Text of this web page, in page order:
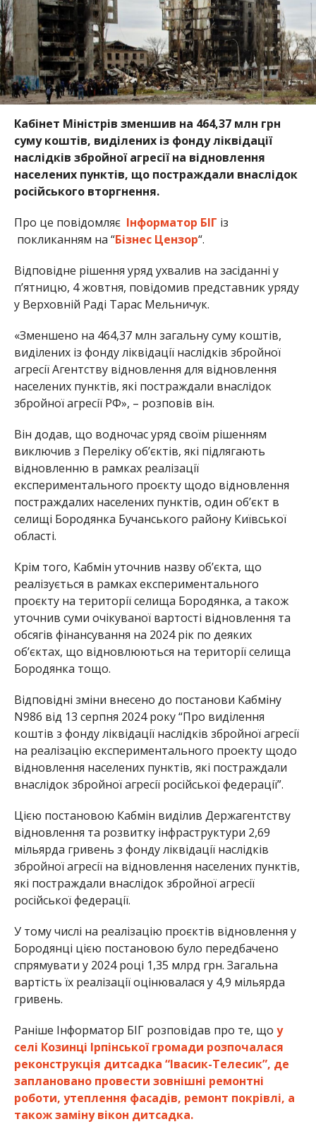
Кабінет Міністрів зменшив на 464,37 млн грн
суму коштів, виділених із фонду ліквідації
наслідків збройної агресії на відновлення
населених пунктів, що постраждали внаслідок
російського вторгнення.
Про це повідомляє Інформатор БІГ із
покликанням на “Бізнес Цензор“.
Відповідне рішення уряд ухвалив на засіданні у
п’ятницю, 4 жовтня, повідомив представник уряду
у Верховній Раді Тарас Мельничук.
«Зменшено на 464,37 млн загальну суму коштів,
виділених із фонду ліквідації наслідків збройної
агресії Агентству відновлення для відновлення
населених пунктів, які постраждали внаслідок
збройної агресії РФ», – розповів він.
Він додав, що водночас уряд своїм рішенням
виключив з Переліку обʼєктів, які підлягають
відновленню в рамках реалізації
експериментального проєкту щодо відновлення
постраждалих населених пунктів, один обʼєкт в
селищі Бородянка Бучанського району Київської
області.
Крім того, Кабмін уточнив назву обʼєкта, що
реалізується в рамках експериментального
проєкту на території селища Бородянка, а також
уточнив суми очікуваної вартості відновлення та
обсягів фінансування на 2024 рік по деяких
обʼєктах, що відновлюються на території селища
Бородянка тощо.
Відповідні зміни внесено до постанови Кабміну
N986 від 13 серпня 2024 року “Про виділення
коштів з фонду ліквідації наслідків збройної агресії
на реалізацію експериментального проекту щодо
відновлення населених пунктів, які постраждали
внаслідок збройної агресії російської федерації”.
Цією постановою Кабмін виділив Держагентству
відновлення та розвитку інфраструктури 2,69
мільярда гривень з фонду ліквідації наслідків
збройної агресії на відновлення населених пунктів,
які постраждали внаслідок збройної агресії
російської федерації.
У тому числі на реалізацію проєктів відновлення у
Бородянці цією постановою було передбачено
спрямувати у 2024 році 1,35 млрд грн. Загальна
вартість їх реалізації оцінювалася у 4,9 мільярда
гривень.
Раніше Інформатор БІГ розповідав про те, що у
селі Козинці Ірпінської громади розпочалася
реконструкція дитсадка “Івасик-Телесик”, де
заплановано провести зовнішні ремонтні
роботи, утеплення фасадів, ремонт покрівлі, а
також заміну вікон дитсадка.